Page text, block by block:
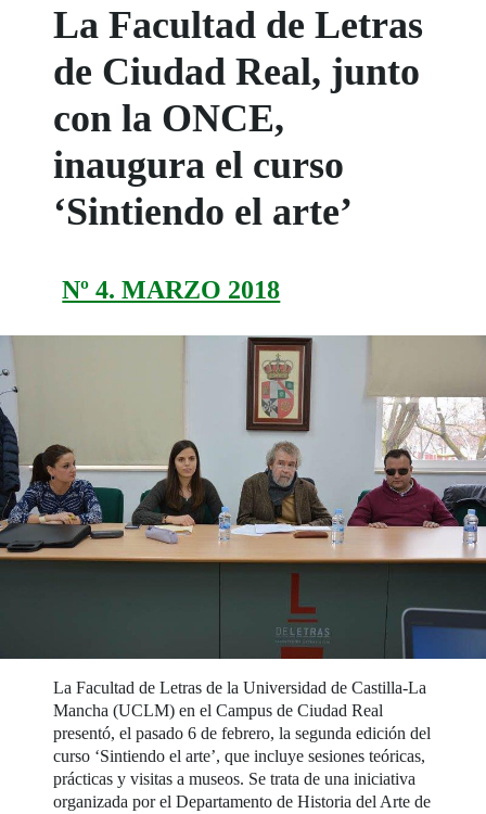
La Facultad de Letras
de Ciudad Real, junto
con la ONCE,
inaugura el curso
‘Sintiendo el arte’
Nº 4. MARZO 2018
La Facultad de Letras de la Universidad de Castilla-La
Mancha (UCLM) en el Campus de Ciudad Real
presentó, el pasado 6 de febrero, la segunda edición del
curso ‘Sintiendo el arte’, que incluye sesiones teóricas,
prácticas y visitas a museos. Se trata de una iniciativa
organizada por el Departamento de Historia del Arte de